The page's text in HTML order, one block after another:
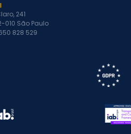
241
010 São Paulo
828 529